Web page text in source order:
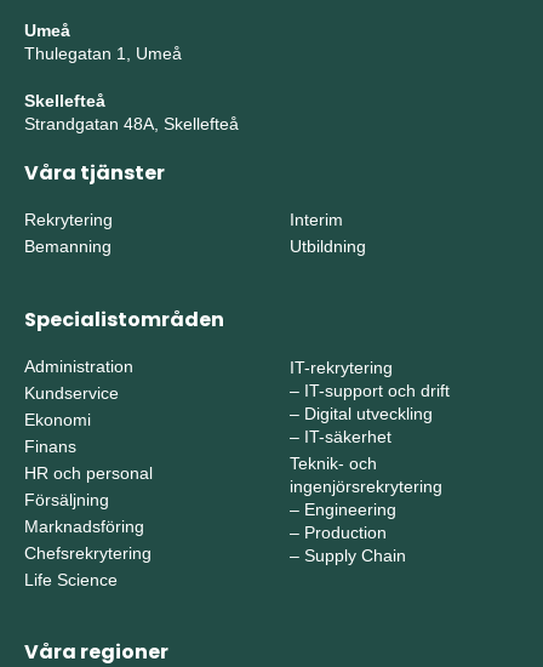
Umeå
Thulegatan 1, Umeå
Skellefteå
Strandgatan 48A, Skellefteå
Våra tjänster
Rekrytering
Bemanning
Interim
Utbildning
Specialistområden
Administration
Kundservice
Ekonomi
Finans
HR och personal
Försäljning
Marknadsföring
Chefsrekrytering
Life Science
IT-rekrytering
– IT-support och drift
– Digital utveckling
– IT-säkerhet
Teknik- och
ingenjörsrekrytering
– Engineering
– Production
– Supply Chain
Våra regioner